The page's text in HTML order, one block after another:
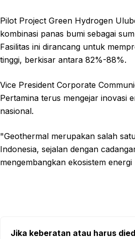
Pilot Project Green Hydrogen
kombinasi panas bumi sebagai
Fasilitas ini dirancang untuk
tinggi, berkisar antara 82%-88%.
Vice President Corporate
Pertamina terus mengejar inovasi
nasional.
"Geothermal merupakan salah
Indonesia, sejalan dengan
mengembangkan ekosistem
Jika keberatan atau harus